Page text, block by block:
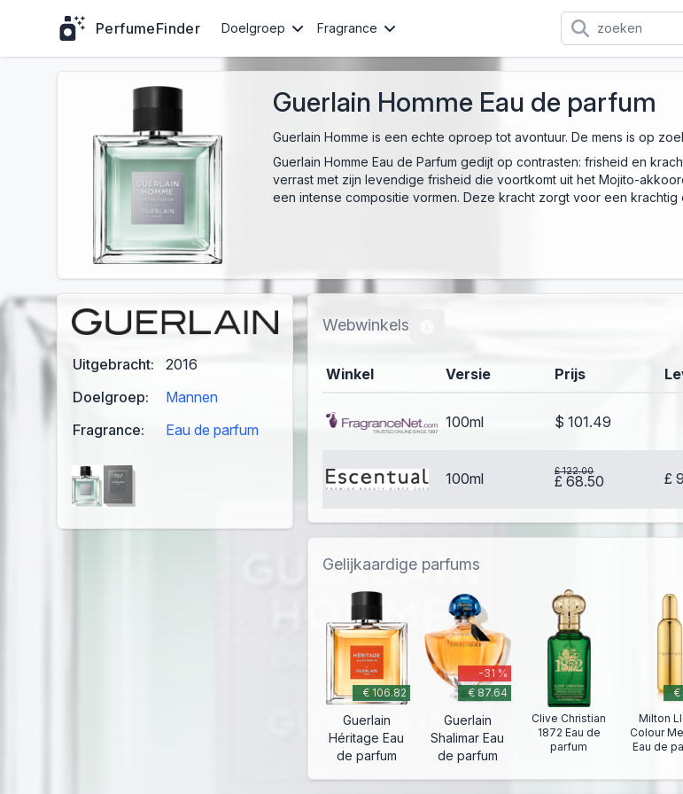
PerfumeFinder Doelgroep Fragrance
Guerlain Homme Eau de parfum
Guerlain Homme is een echte oproep tot avontuur. De mens is op
Guerlain Homme Eau de Parfum gedijt op contrasten: frisheid en
verrast met zijn levendige frisheid die voortkomt uit het Mojito-
een intense compositie vormen. Deze kracht zorgt voor een krachtig
Uitgebracht:
2016
Doelgroep:
Mannen
Fragrance:
Eau de parfum
Webwinkels
Winkel Versie Prijs
100ml $ 101.49
100ml £ 122.00
£ 68.50 £
Gelijkaardige parfums
€ 106.82
Guerlain
Héritage Eau
de parfum
-31 %
€ 87.64
Guerlain
Shalimar Eau
de parfum
Clive Christian
1872 Eau de
parfum
€
Milton
Colour
Eau de